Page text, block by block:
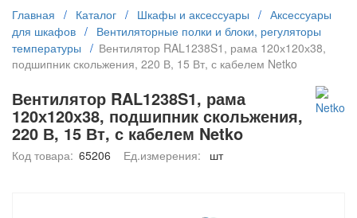
Главная / Каталог / Шкафы и аксессуары / Аксессуары
для шкафов / Вентиляторные полки и блоки, регуляторы
температуры / Вентилятор RAL1238S1, рама 120х120х38,
подшипник скольжения, 220 В, 15 Вт, с кабелем Netko
Вентилятор RAL1238S1, рама
120х120х38, подшипник скольжения,
220 В, 15 Вт, с кабелем Netko
Код товара: 65206 Ед.измерения: шт